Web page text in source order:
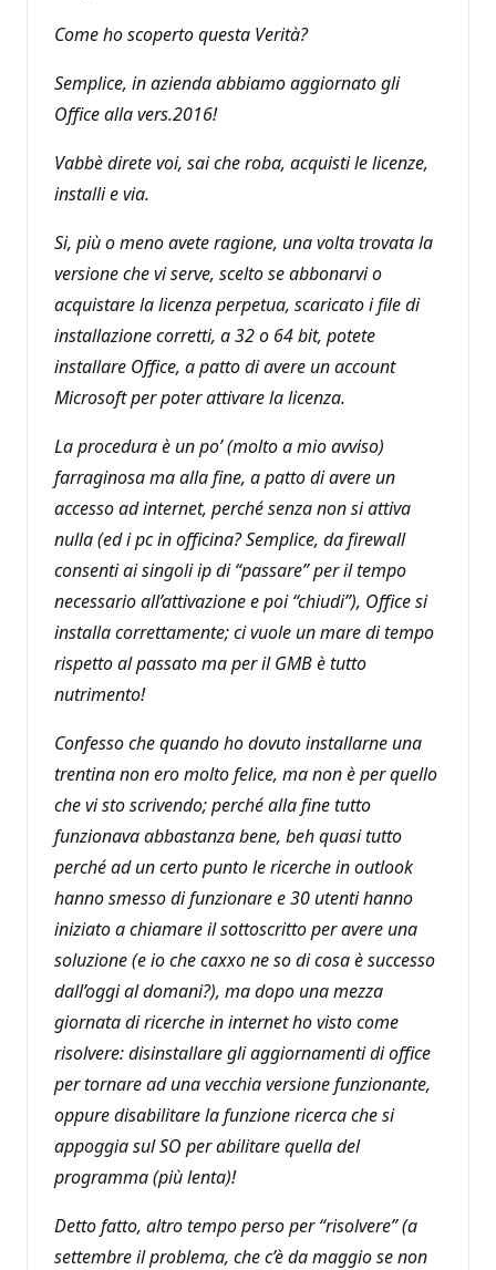
Come ho scoperto questa Verità?
Semplice, in azienda abbiamo aggiornato gli
Office alla vers.2016!
Vabbè direte voi, sai che roba, acquisti le licenze,
installi e via.
Si, più o meno avete ragione, una volta trovata la
versione che vi serve, scelto se abbonarvi o
acquistare la licenza perpetua, scaricato i file di
installazione corretti, a 32 o 64 bit, potete
installare Office, a patto di avere un account
Microsoft per poter attivare la licenza.
La procedura è un po’ (molto a mio avviso)
farraginosa ma alla fine, a patto di avere un
accesso ad internet, perché senza non si attiva
nulla (ed i pc in officina? Semplice, da firewall
consenti ai singoli ip di “passare” per il tempo
necessario all’attivazione e poi “chiudi”), Office si
installa correttamente; ci vuole un mare di tempo
rispetto al passato ma per il GMB è tutto
nutrimento!
Confesso che quando ho dovuto installarne una
trentina non ero molto felice, ma non è per quello
che vi sto scrivendo; perché alla fine tutto
funzionava abbastanza bene, beh quasi tutto
perché ad un certo punto le ricerche in outlook
hanno smesso di funzionare e 30 utenti hanno
iniziato a chiamare il sottoscritto per avere una
soluzione (e io che caxxo ne so di cosa è successo
dall’oggi al domani?), ma dopo una mezza
giornata di ricerche in internet ho visto come
risolvere: disinstallare gli aggiornamenti di office
per tornare ad una vecchia versione funzionante,
oppure disabilitare la funzione ricerca che si
appoggia sul SO per abilitare quella del
programma (più lenta)!
Detto fatto, altro tempo perso per “risolvere” (a
settembre il problema, che c’è da maggio se non